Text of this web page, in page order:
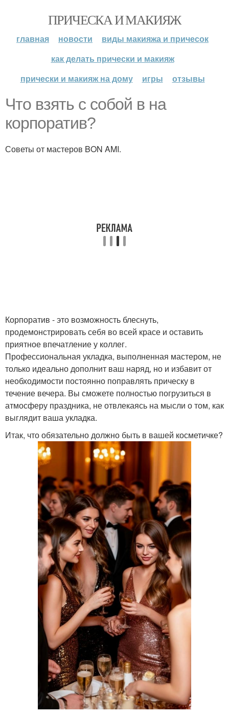
ПРИЧЕСКА И МАКИЯЖ
главная новости
виды макияжа и причесок
как делать прически и макияж
прически и макияж на дому
игры отзывы
Что взять с собой в на
корпоратив?
Советы от мастеров BON AMI.
Корпоратив - это возможность блеснуть,
продемонстрировать себя во всей красе и оставить
приятное впечатление у коллег.
Профессиональная укладка, выполненная мастером, не
только идеально дополнит ваш наряд, но и избавит от
необходимости постоянно поправлять прическу в
течение вечера. Вы сможете полностью погрузиться в
атмосферу праздника, не отвлекаясь на мысли о том, как
выглядит ваша укладка.
Итак, что обязательно должно быть в вашей косметичке?